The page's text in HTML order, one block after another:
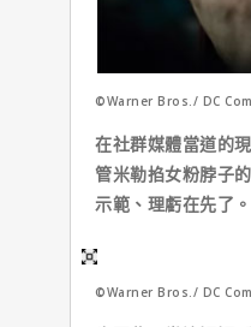
©Warner Bros./ DC
在社群媒體當道的
管米勒掐女粉脖子
示範、理虧在先了。
©Warner Bros./ DC